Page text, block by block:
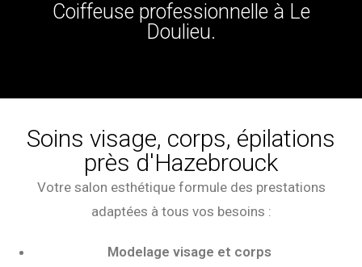
Coiffeuse professionnelle à Le
Doulieu.
Soins visage, corps, épilations
près d'Hazebrouck
Votre salon esthétique formule des prestations
adaptées à tous vos besoins :
Modelage visage et corps